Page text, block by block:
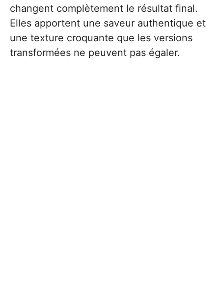
changent complètement le résultat final.
Elles apportent une saveur authentique et
une texture croquante que les versions
transformées ne peuvent pas égaler.